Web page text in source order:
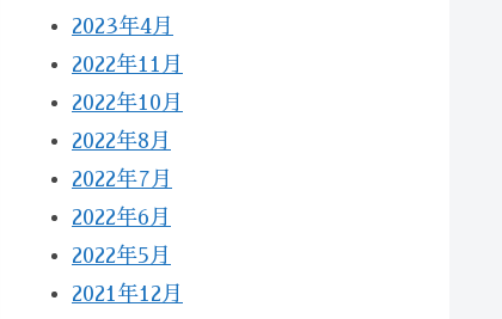
2023年4月
2022年11月
2022年10月
2022年8月
2022年7月
2022年6月
2022年5月
2021年12月